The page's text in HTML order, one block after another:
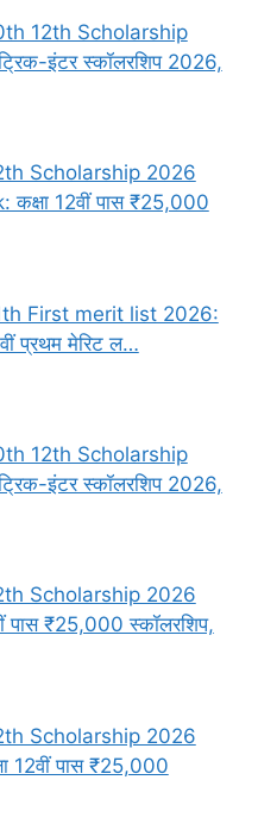
12th Scholarship
इंटर स्कॉलरशिप 2026,
Scholarship 2026
12वीं पास ₹25,000
First merit list 2026:
प्रथम मेरिट ल…
12th Scholarship
इंटर स्कॉलरशिप 2026,
Scholarship 2026
पास ₹25,000 स्कॉलरशिप,
Scholarship 2026
12वीं पास ₹25,000